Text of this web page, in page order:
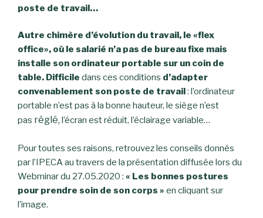
poste de travail…
Autre chimère d’évolution du travail, le «flex
office», où le salarié n’a pas de bureau fixe mais
installe son ordinateur portable sur un coin de
table. Difficile dans ces conditions d’adapter
convenablement son poste de travail: l’ordinateur
portable n’est pas à la bonne hauteur, le siège n’est
pas réglé, l’écran est réduit, l’éclairage variable…
Pour toutes ses raisons, retrouvez les conseils donnés
par l’IPECA au travers de la présentation diffusée lors du
Webminar du 27.05.2020 : « Les bonnes postures
pour prendre soin de son corps » en cliquant sur
l’image.